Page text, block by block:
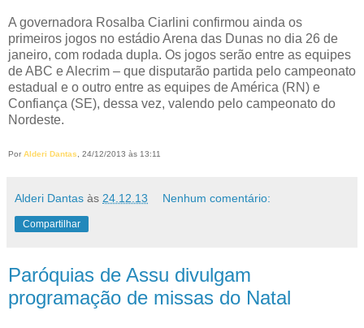
A governadora Rosalba Ciarlini confirmou ainda os
primeiros jogos no estádio Arena das Dunas no dia 26 de
janeiro, com rodada dupla. Os jogos serão entre as equipes
de ABC e Alecrim – que disputarão partida pelo campeonato
estadual e o outro entre as equipes de América (RN) e
Confiança (SE), dessa vez, valendo pelo campeonato do
Nordeste.
Por Alderi Dantas , 24/12/2013 às 13:11
Alderi Dantas às 24.12.13 Nenhum comentário:
Compartilhar
Paróquias de Assu divulgam
programação de missas do Natal